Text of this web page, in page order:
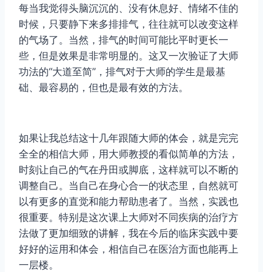
每当我觉得头脑沉沉的、没有休息好、情绪不佳的
时候，只要静下来多排排气，往往就可以改变这样
的气场了。当然，排气的时间可能比平时更长一
些，但是效果是非常明显的。这又一次验证了大师
功法的“大道至简”，排气对于大师的学生是最基
础、最容易的，但也是最有效的方法。
如果让我总结这十几年跟随大师的体会，就是完完
全全的相信大师，用大师教授的看似简单的方法，
时刻让自己的气在丹田或脚底，这样就可以不断的
调整自己。当自己在身心合一的状态里，自然就可
以有更多的直觉和能力帮助患者了。当然，实践也
很重要。特别是这次课上大师对不同疾病的治疗方
法做了更加细致的讲解，我在今后的临床实践中要
好好的运用和体会，相信自己在医治方面也能再上
一层楼。